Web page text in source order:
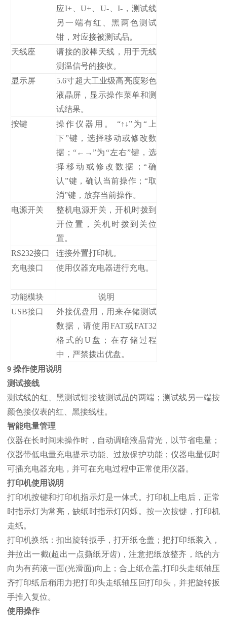
应I+、U+、U-、I-，测试线
另一端有红、黑两色测试
钳，对应接被测试品。
天线座
请接的胶棒天线，用于无线
测温信号的接收。
显示屏
5.6寸超大工业级高亮度彩色
液晶屏，显示操作菜单和测
试结果。
按键
操作仪器用。 “↑↓”为“上
下”键，选择移动或修改数
据；“←→”为“左右”键，选
择移动或修改数据；“确
认”键，确认当前操作；“取
消”键，放弃当前操作。
电源开关
整机电源开关，开机时拨到
开位置，关机时拨到关位
置。
RS232接口
连接外置打印机。
充电接口
使用仪器充电器进行充电。
功能模块
说明
USB接口
外接优盘用，用来存储测试
数据，请使用FAT或FAT32
格式的U盘；在存储过程
中，严禁拨出优盘。
9 操作使用说明
测试接线
测试线的红、黑测试钳接被测试品的两端；测试线另一端按
颜色接仪表的红、黑接线柱。
智能电量管理
仪器在长时间未操作时，自动调暗液晶背光，以节省电量；
仪器带低电量充电提示功能、过放保护功能；仪器电量低时
可插充电器充电，并可在充电过程中正常使用仪器。
打印机使用说明
打印机按键和打印机指示灯是一体式。打印机上电后，正常
时指示灯为常亮，缺纸时指示灯闪烁。按一次按键，打印机
走纸。
打印机换纸：扣出旋转扳手，打开纸仓盖；把打印纸装入，
并拉出一截(超出一点撕纸牙齿)，注意把纸放整齐，纸的方
向为有药液一面(光滑面)向上；合上纸仓盖,打印头走纸轴压
齐打印纸后稍用力把打印头走纸轴压回打印头，并把旋转扳
手推入复位。
使用操作